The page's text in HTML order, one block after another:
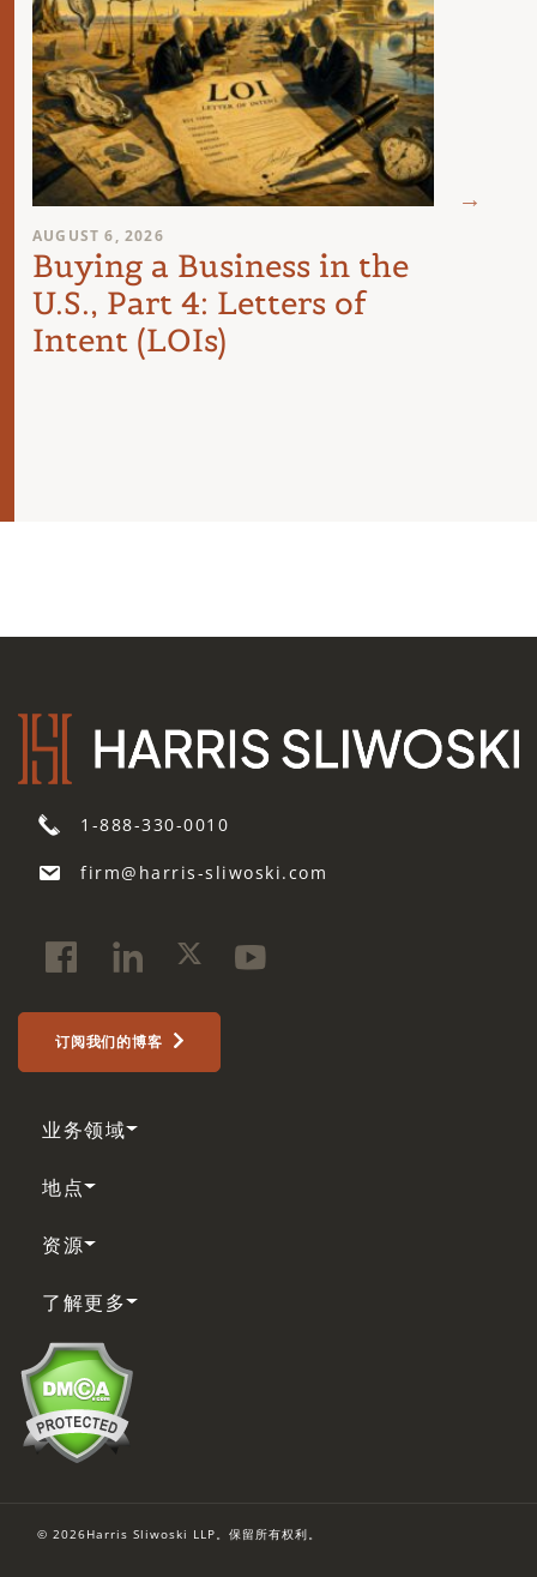
AUGUST 6, 2026
Buying a Business in the
U.S., Part 4: Letters of
Intent (LOIs)
1-888-330-0010
firm@harris-sliwoski.com
订阅我们的博客
业务领域
地点
资源
了解更多
© 2026Harris Sliwoski LLP。保留所有权利。